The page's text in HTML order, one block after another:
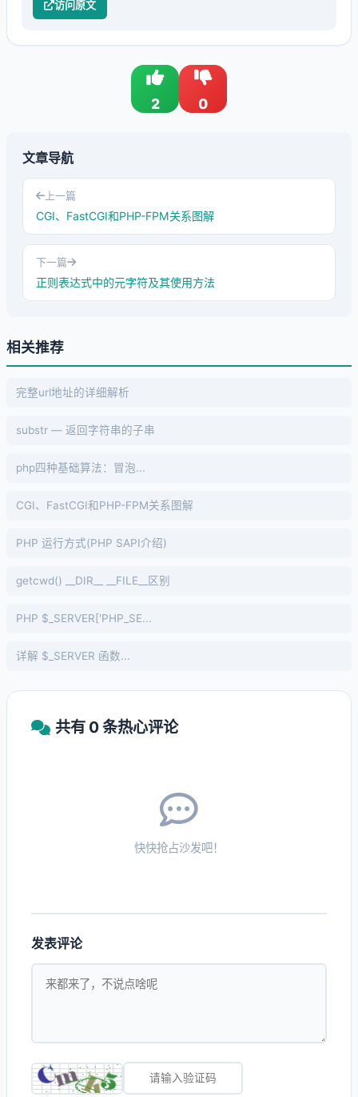
访问原文
2 0
文章导航
上一篇
CGI、FastCGI和PHP-FPM关系图解
下一篇
正则表达式中的元字符及其使用方法
相关推荐
完整url地址的详细解析
substr — 返回字符串的子串
php四种基础算法：冒泡...
CGI、FastCGI和PHP-FPM关系图解
PHP 运行方式(PHP SAPI介绍)
getcwd() __DIR__ __FILE__区别
PHP $_SERVER['PHP_SE...
详解 $_SERVER 函数...
共有 0 条热心评论
快快抢占沙发吧！
发表评论